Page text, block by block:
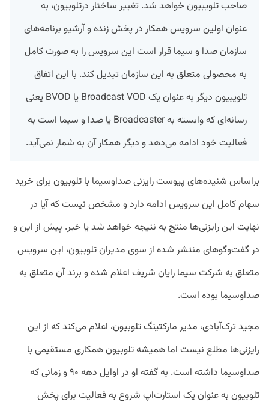
صاحب تلویبیون خواهد شد. تغییر ساختار درتلوبیون، به
عنوان اولین سرویس همکار در پخش زنده و آرشیو برنامه‌های
سازمان صدا و سیما قرار است این سرویس را به صورت کامل
به محصولی متعلق به این سازمان تبدیل کند. با این اتفاق
تلویبیون دیگر به عنوان یک Broadcast VOD یا BVOD یعنی
رسانه‌ای که وابسته به Broadcaster یا صدا و سیما است به
فعالیت خود ادامه می‌دهد و دیگر همکار آن به شمار نمی‌آید.
براساس شنیده‌های پیوست رایزنی صداوسیما با تلوبیون برای خرید
سهام کامل این سرویس ادامه دارد و مشخص نیست که آیا در
نهایت این رایزنی‌ها منتج به نتیجه خواهد شد یا خیر. پیش از این و
در گفت‌وگوهای منتشر شده از سوی مدیران تلوبیون، این سرویس
متعلق به شرکت سیما رایان شریف اعلام شده و برند آن متعلق به
صداوسیما بوده است.
مجید ترک‌آبادی، مدیر مارکتینگ تلوبیون،‌ اعلام می‌کند که از این
رایزنی‌ها مطلع نیست اما همیشه تلوبیون همکاری مستقیمی با
صداوسیما داشته است. به گفته او در اوایل دهه ۹۰ و زمانی که
تلوبیون به عنوان یک استارت‌اپ شروع به فعالیت برای پخش